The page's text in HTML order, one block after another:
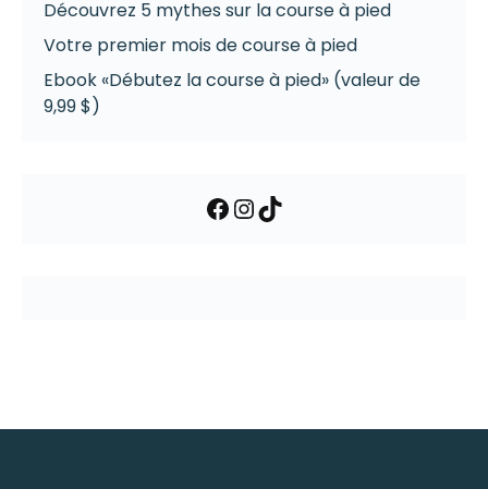
Découvrez 5 mythes sur la course à pied
Votre premier mois de course à pied
Ebook «Débutez la course à pied» (valeur de
9,99 $)
Facebook
Instagram
TikTok